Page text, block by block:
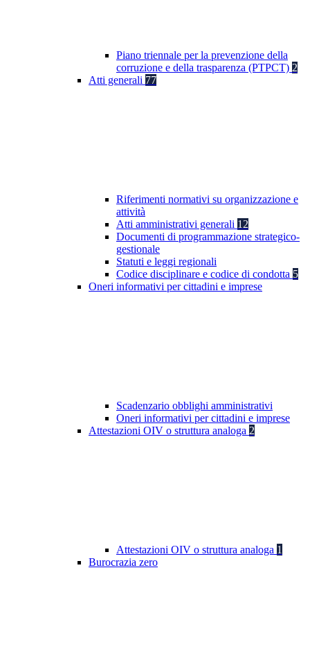
Piano triennale per la prevenzione della
corruzione e della trasparenza (PTPCT) 2
Atti generali 77
Riferimenti normativi su organizzazione e
attività
Atti amministrativi generali 12
Documenti di programmazione strategico-
gestionale
Statuti e leggi regionali
Codice disciplinare e codice di condotta 5
Oneri informativi per cittadini e imprese
Scadenzario obblighi amministrativi
Oneri informativi per cittadini e imprese
Attestazioni OIV o struttura analoga 2
Attestazioni OIV o struttura analoga 1
Burocrazia zero